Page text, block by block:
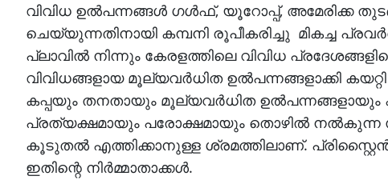
വിവിധ ഉൽപന്നങ്ങൾ ഗൾഫ്, യൂറോപ്പ്, അമേരിക്ക
ചെയ്യുന്നതിനായി കമ്പനി രൂപീകരിച്ചു മികച്ച
പ്ലാവിൽ നിന്നും കേരളത്തിലെ വിവിധ
വിവിധങ്ങളായ മൂല്യവർധിത ഉൽപന്നങ്ങളാക്കി
കപ്പയും തനതായും മൂല്യവർധിത
പ്രത്യക്ഷമായും പരോക്ഷമായും തൊഴിൽ നൽകുന്ന
കൂടുതൽ എത്തിക്കാനുള്ള ശ്രമത്തിലാണ്.
ഇതിന്റെ നിർമ്മാതാക്കൾ.